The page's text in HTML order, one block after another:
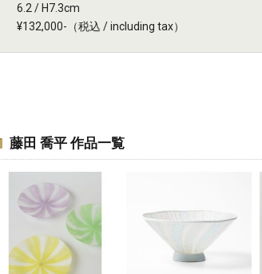
6.2 / H7.3cm
¥132,000-（税込 / including tax）
藤田 喬平 作品一覧